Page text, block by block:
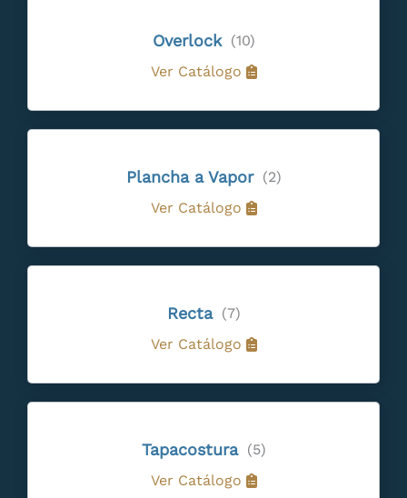
Overlock
(10)
Ver Catálogo
Plancha a Vapor
(2)
Ver Catálogo
Recta
(7)
Ver Catálogo
Tapacostura
(5)
Ver Catálogo